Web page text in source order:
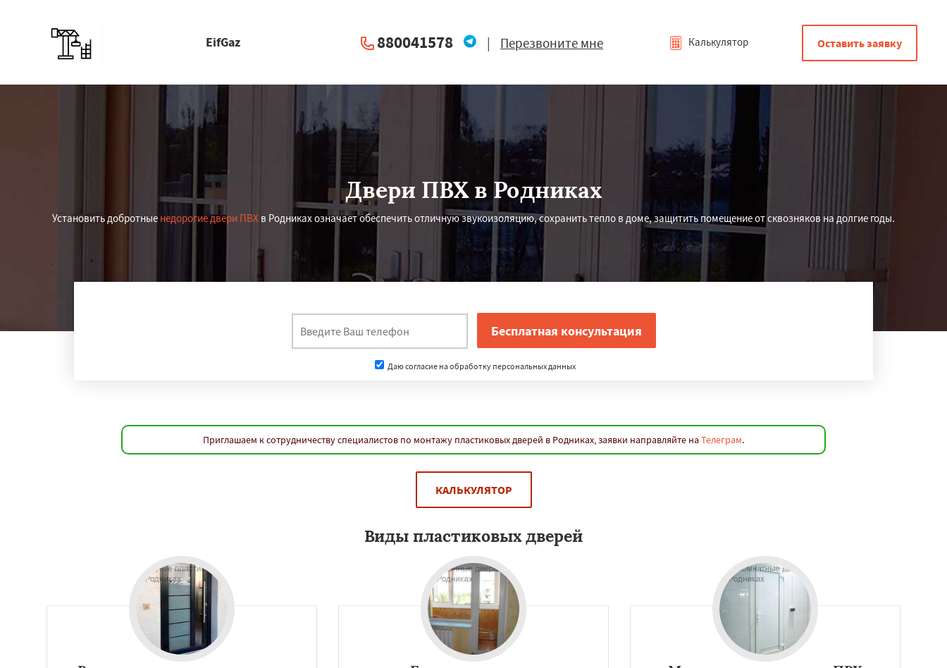
EifGaz 880041578 | Перезвоните мне Калькулятор Оставить заявку
Двери ПВХ в Родниках
Установить добротные недорогие двери ПВХ в Родниках означает обеспечить отличную звукоизоляцию, сохранить тепло в доме, защитить помещение от сквозняков на долгие годы.
Даю согласие на обработку персональных данных
Приглашаем к сотрудничеству специалистов по монтажу пластиковых дверей в Родниках, заявки направляйте на Телеграм.
КАЛЬКУЛЯТОР
Виды пластиковых дверей